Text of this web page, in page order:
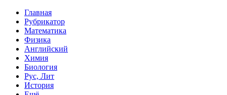
Главная
Рубрикатор
Математика
Физика
Английский
Химия
Биология
Рус, Лит
История